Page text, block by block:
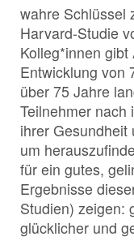
wahre Schlüssel
Harvard-Studie
Kolleg*innen
Entwicklung von
über 75 Jahre
Teilnehmer nach
ihrer Gesundheit
um
für ein gutes,
Ergebnisse
Studien) zeigen:
glücklicher und